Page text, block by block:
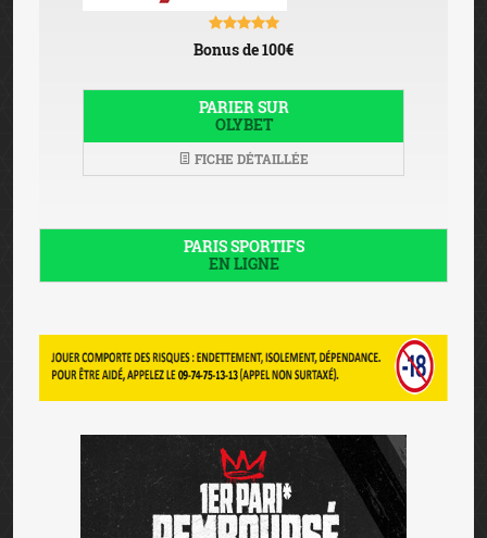
Bonus de 100€
PARIER SUR
OLYBET
FICHE DÉTAILLÉE
PARIS SPORTIFS
EN LIGNE